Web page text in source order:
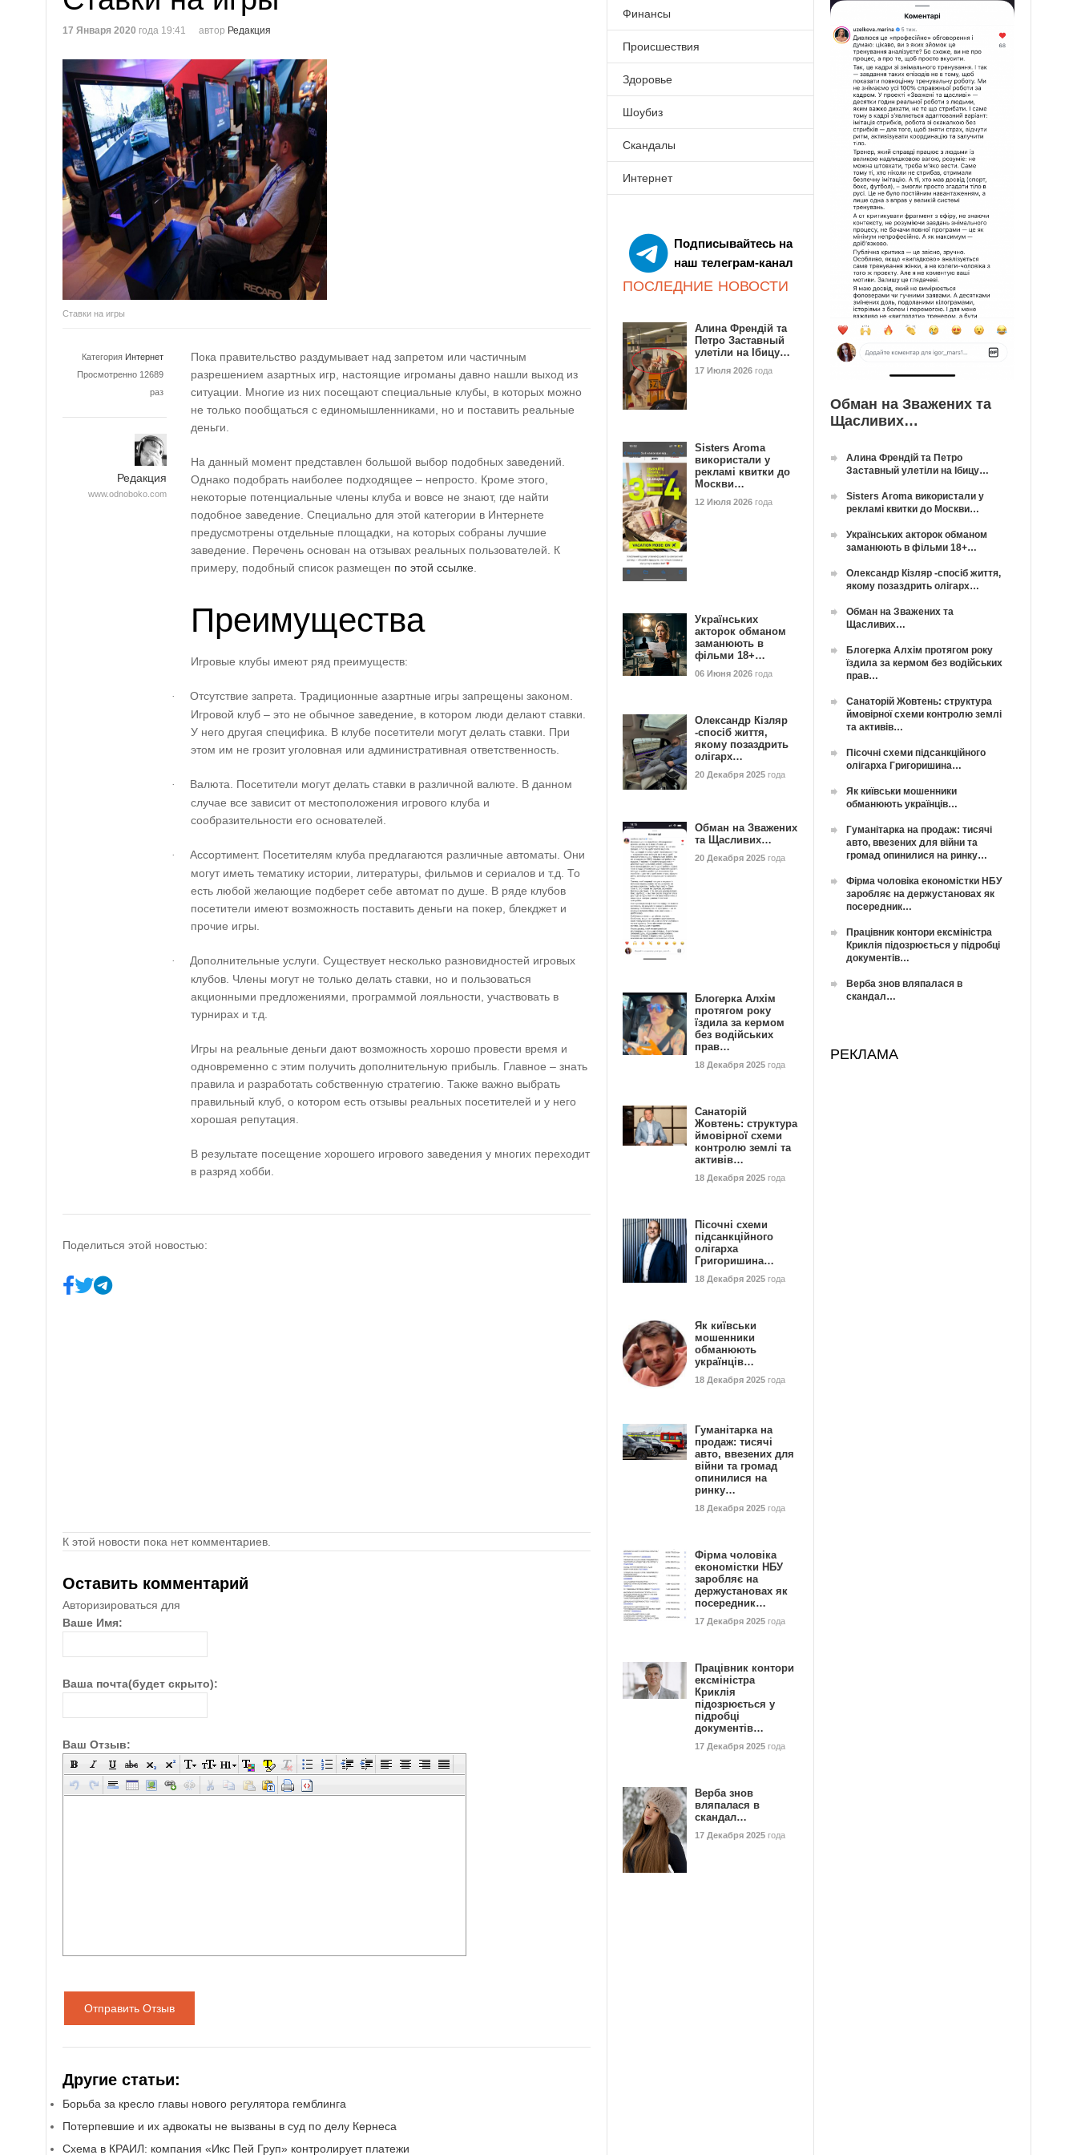
17 Января 2020 года 19:41 автор Редакция
Ставки на игры
Категория Интернет
Просмотренно 12689
раз
Редакция
www.odnoboko.com
Пока правительство раздумывает над запретом или частичным
разрешением азартных игр, настоящие игроманы давно нашли выход из
ситуации. Многие из них посещают специальные клубы, в которых можно
не только пообщаться с единомышленниками, но и поставить реальные
деньги.
На данный момент представлен большой выбор подобных заведений.
Однако подобрать наиболее подходящее – непросто. Кроме этого,
некоторые потенциальные члены клуба и вовсе не знают, где найти
подобное заведение. Специально для этой категории в Интернете
предусмотрены отдельные площадки, на которых собраны лучшие
заведение. Перечень основан на отзывах реальных пользователей. К
примеру, подобный список размещен по этой ссылке
Преимущества
Игровые клубы имеют ряд преимуществ:
·
Отсутствие запрета. Традиционные азартные игры запрещены законом.
Игровой клуб – это не обычное заведение, в котором люди делают ставки.
У него другая специфика. В клубе посетители могут делать ставки. При
этом им не грозит уголовная или административная ответственность.
·
Валюта. Посетители могут делать ставки в различной валюте. В данном
случае все зависит от местоположения игрового клуба и
сообразительности его основателей.
·
Ассортимент. Посетителям клуба предлагаются различные автоматы. Они
могут иметь тематику истории, литературы, фильмов и сериалов и т.д. То
есть любой желающие подберет себе автомат по душе. В ряде клубов
посетители имеют возможность поставить деньги на покер, блекджет и
прочие игры.
·
Дополнительные услуги. Существует несколько разновидностей игровых
клубов. Члены могут не только делать ставки, но и пользоваться
акционными предложениями, программой лояльности, участвовать в
турнирах и т.д.
Игры на реальные деньги дают возможность хорошо провести время и
одновременно с этим получить дополнительную прибыль. Главное – знать
правила и разработать собственную стратегию. Также важно выбрать
правильный клуб, о котором есть отзывы реальных посетителей и у него
хорошая репутация.
В результате посещение хорошего игрового заведения у многих переходит
в разряд хобби.
Поделиться этой новостью:
К этой новости пока нет комментариев.
Оставить комментарий
Авторизироваться для
Ваше Имя:
Ваша почта(будет скрыто):
Ваш Отзыв:
Отправить Отзыв
Другие статьи:
Борьба за кресло главы нового регулятора гемблинга
Потерпевшие и их адвокаты не вызваны в суд по делу Кернеса
Схема в КРАИЛ: компания «Икс Пей Груп» контролирует платежи
Финансы
Происшествия
Здоровье
Шоубиз
Скандалы
Интернет
Подписывайтесь на
наш телеграм-канал
ПОСЛЕДНИЕ НОВОСТИ
Алина Френдій та
Петро Заставный
улетіли на Ібицу…
17 Июля 2026 года
Sisters Aroma
використали у
рекламі квитки до
Москви…
12 Июля 2026 года
Українських
акторок обманом
заманюють в
фільми 18+…
06 Июня 2026 года
Олександр Кізляр
-спосіб життя,
якому позаздрить
олігарх…
20 Декабря 2025 года
Обман на Зважених
та Щасливих…
20 Декабря 2025 года
Блогерка Алхім
протягом року
їздила за кермом
без водійських
прав…
18 Декабря 2025 года
Санаторій
Жовтень: структура
ймовірної схеми
контролю землі та
активів…
18 Декабря 2025 года
Пісочні схеми
підсанкційного
олігарха
Григоришина…
18 Декабря 2025 года
Як київськи
мошенники
обманюють
українців…
18 Декабря 2025 года
Гуманітарка на
продаж: тисячі
авто, ввезених для
війни та громад
опинилися на
ринку…
18 Декабря 2025 года
Фірма чоловіка
економістки НБУ
заробляє на
держустановах як
посередник…
17 Декабря 2025 года
Працівник контори
ексміністра
Криклія
підозрюється у
підробці
документів…
17 Декабря 2025 года
Верба знов
вляпалася в
скандал…
17 Декабря 2025 года
Обман на Зважених та
Щасливих…
Алина Френдій та Петро
Заставный улетіли на Ібицу…
Sisters Aroma використали у
рекламі квитки до Москви…
Українських акторок обманом
заманюють в фільми 18+…
Олександр Кізляр -спосіб життя,
якому позаздрить олігарх…
Обман на Зважених та
Щасливих…
Блогерка Алхім протягом року
їздила за кермом без водійських
прав…
Санаторій Жовтень: структура
ймовірної схеми контролю землі
та активів…
Пісочні схеми підсанкційного
олігарха Григоришина…
Як київськи мошенники
обманюють українців…
Гуманітарка на продаж: тисячі
авто, ввезених для війни та
громад опинилися на ринку…
Фірма чоловіка економістки НБУ
заробляє на держустановах як
посередник…
Працівник контори ексміністра
Криклія підозрюється у підробці
документів…
Верба знов вляпалася в
скандал…
РЕКЛАМА